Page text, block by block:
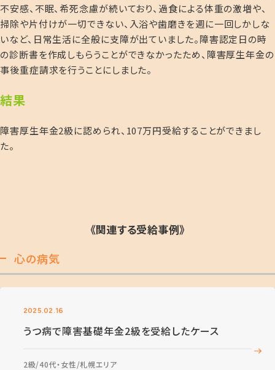
不安感、不眠、希死念慮が続いており、過食による体重の激増や、
掃除や片付けが一切できない、入浴や歯磨きを週に一回しかしな
いなど、日常生活に全般に支障が出ていました。障害認定日の時
の診断書を作成しもらうことができなかったため、障害厚生年金の
事後重症請求を行うことにしました。
結果
障害厚生年金2級に認められ、107万円受給することができまし
た。
《関連する受給事例》
心の病気
2025.02.16
うつ病で障害基礎年金2級を受給したケース
2級 40代・女性 札幌エリア